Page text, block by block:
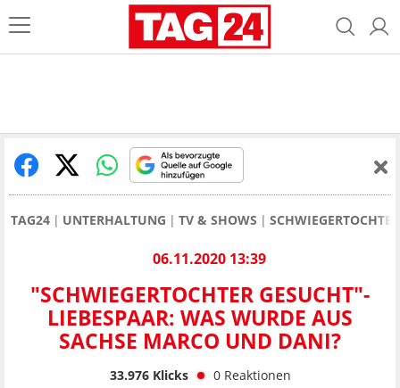
TAG24 UNTERHALTUNG TV & SHOWS
06.11.2020 13:39
"SCHWIEGERTOCHTER GESUCHT"-
LIEBESPAAR: WAS WURDE AUS
SACHSE MARCO UND DANI?
33.976Klicks 0 Reaktionen